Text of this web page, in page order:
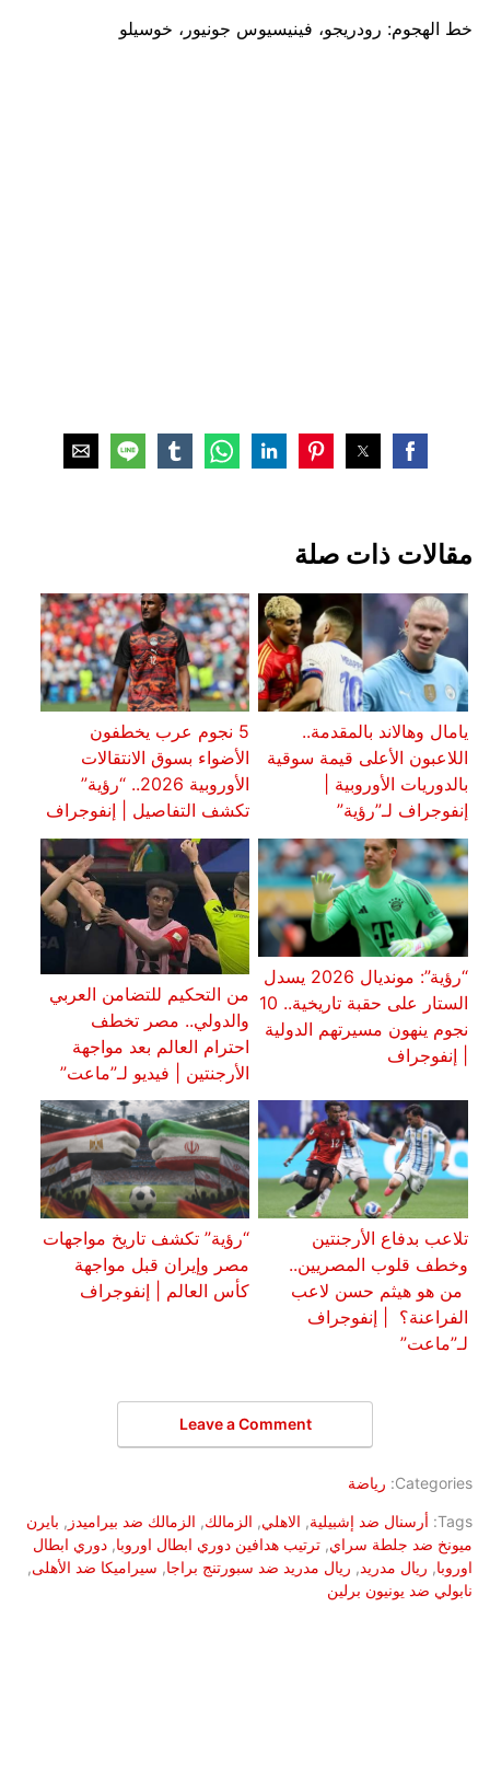
خط الهجوم: رودريجو، فينيسيوس جونيور، خوسيلو
مقالات ذات صلة
يامال وهالاند بالمقدمة..
اللاعبون الأعلى قيمة سوقية
بالدوريات الأوروبية |
إنفوجراف لـ”رؤية”
5 نجوم عرب يخطفون
الأضواء بسوق الانتقالات
الأوروبية 2026.. “رؤية”
تكشف التفاصيل | إنفوجراف
“رؤية”: مونديال 2026 يسدل
الستار على حقبة تاريخية.. 10
نجوم ينهون مسيرتهم الدولية
| إنفوجراف
من التحكيم للتضامن العربي
والدولي.. مصر تخطف
احترام العالم بعد مواجهة
الأرجنتين | فيديو لـ”ماعت”
تلاعب بدفاع الأرجنتين
وخطف قلوب المصريين..
من هو هيثم حسن لاعب
الفراعنة؟ | إنفوجراف
لـ”ماعت”
“رؤية” تكشف تاريخ مواجهات
مصر وإيران قبل مواجهة
كأس العالم | إنفوجراف
Leave a Comment
Categories: رياضة
Tags: أرسنال ضد إشبيلية, الاهلي, الزمالك, الزمالك ضد بيراميدز , بايرن
ميونخ ضد جلطة سراي, ترتيب هدافين دوري ابطال اوروبا, دوري ابطال
اوروبا, ريال مدريد, ريال مدريد ضد سبورتنج براجا, سيراميكا ضد الأهلى,
نابولي ضد يونيون برلين